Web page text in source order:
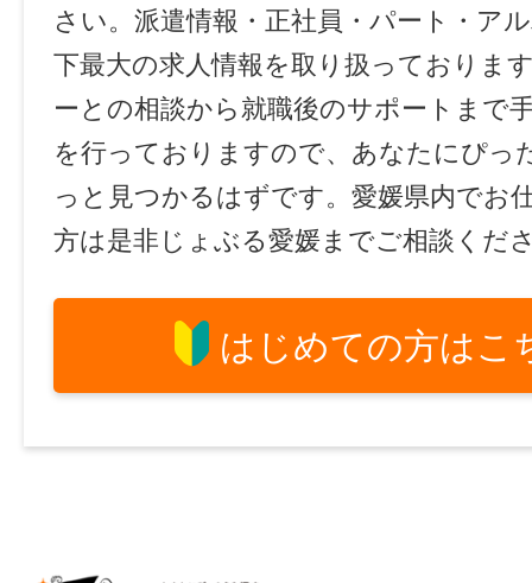
さい。派遣情報・正社員・パート・ア
下最大の求人情報を取り扱っておりま
ーとの相談から就職後のサポートまで
を行っておりますので、あなたにぴっ
っと見つかるはずです。愛媛県内でお
方は是非じょぶる愛媛までご相談くだ
はじめての方はこ